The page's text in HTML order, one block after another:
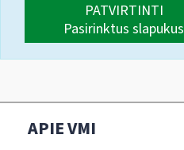
PATVIRTINTI
Pasirinktus slapukus
APIE VMI